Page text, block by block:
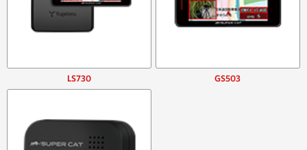
LS730 GS503